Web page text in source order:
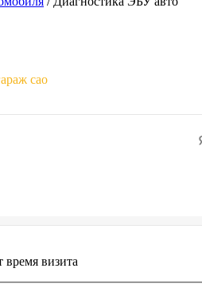
сао
визита